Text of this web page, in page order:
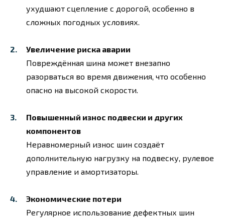
ухудшают сцепление с дорогой, особенно в
сложных погодных условиях.
Увеличение риска аварии
Повреждённая шина может внезапно
разорваться во время движения, что особенно
опасно на высокой скорости.
Повышенный износ подвески и других
компонентов
Неравномерный износ шин создаёт
дополнительную нагрузку на подвеску, рулевое
управление и амортизаторы.
Экономические потери
Регулярное использование дефектных шин